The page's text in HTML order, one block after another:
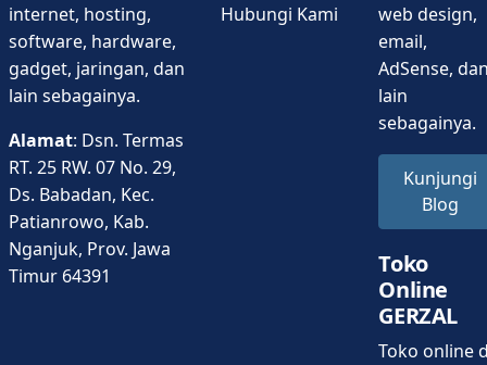
internet, hosting,
software, hardware,
gadget, jaringan, dan
lain sebagainya.
Alamat: Dsn. Termas
RT. 25 RW. 07 No. 29,
Ds. Babadan, Kec.
Patianrowo, Kab.
Nganjuk, Prov. Jawa
Timur 64391
Hubungi Kami
web design,
email,
AdSense,
lain
sebagainya.
Kunjungi
Blog
Toko
Online
GERZAL
Toko online